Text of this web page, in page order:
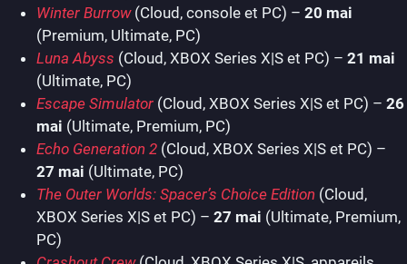
Winter Burrow(Cloud, console et PC) – 20 mai
(Premium, Ultimate, PC)
Luna Abyss (Cloud, XBOX Series X|S et PC) – 21 mai
(Ultimate, PC)
Escape Simulator (Cloud, XBOX Series X|S et PC) – 26
mai (Ultimate, Premium, PC)
Echo Generation 2 (Cloud, XBOX Series X|S et PC) –
27 mai (Ultimate, PC)
The Outer Worlds: Spacer’s Choice Edition (Cloud,
XBOX Series X|S et PC) – 27 mai (Ultimate, Premium,
PC)